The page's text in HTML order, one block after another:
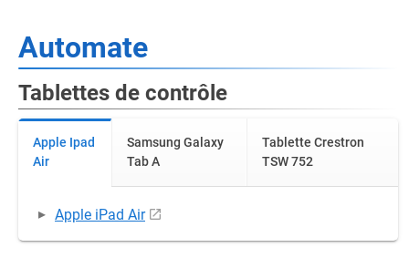
Automate
Tablettes de contrôle
Apple Ipad
Air
Samsung Galaxy
Tab A
Tablette Crestron
TSW 752
Apple iPad Air